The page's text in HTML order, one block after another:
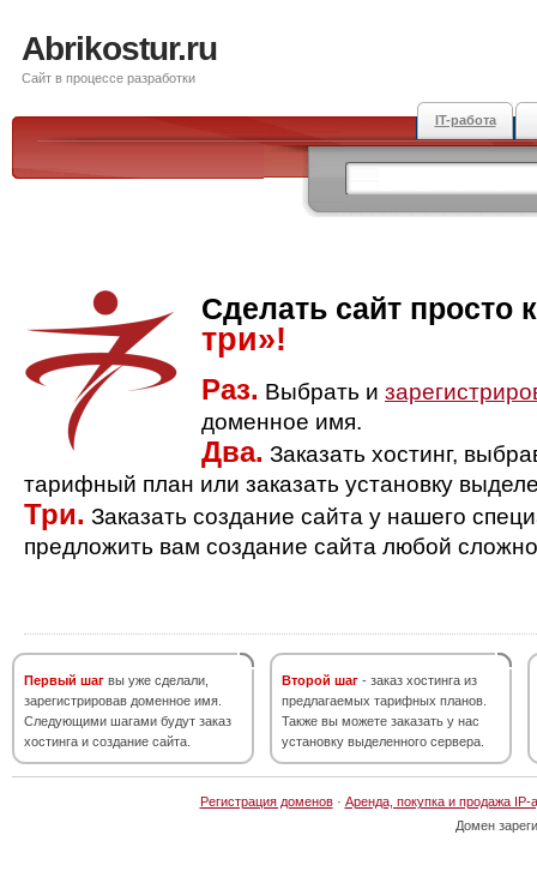
Abrikostur.ru
Сайт в процессе разработки
IT-работа
Сделать сайт просто
три»!
Раз. Выбрать и
доменное имя.
Два. Заказать хостинг,
тарифный план или заказать установку
Три. Заказать создание сайта у нашего
предложить вам создание сайта любой
Первый шаг вы уже сделали,
зарегистрировав доменное имя.
Следующими шагами будут заказ
хостинга и создание сайта.
Второй шаг - заказ хостинга из
предлагаемых тарифных планов.
Также вы можете заказать у нас
установку выделенного сервера.
Регистрация доменов· Аренда, покупка и продажа IP-
Домен